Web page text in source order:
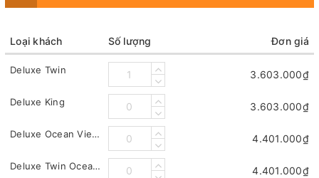
Loại khách Số lượng Đơn giá
Deluxe Twin 3.603.000₫
Deluxe King 3.603.000₫
Deluxe Ocean View King Bed 4.401.000₫
Deluxe Twin Ocean View 4.401.000₫